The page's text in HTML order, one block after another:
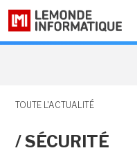
TOUTE L'ACTUALITÉ
/ SÉCURITÉ